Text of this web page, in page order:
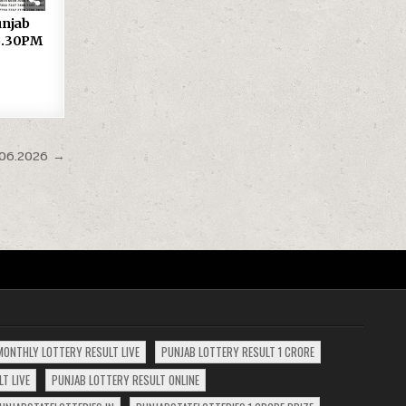
→
LOTTERY RESULT LIVE
PUNJAB LOTTERY RESULT 1 CRORE
LIVE
PUNJAB LOTTERY RESULT ONLINE